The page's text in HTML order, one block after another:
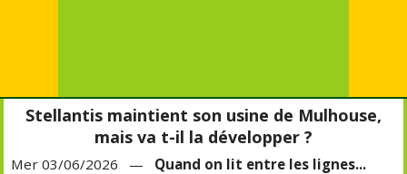
Stellantis maintient son usine de Mulhouse,
mais va t-il la développer ?
Mer 03/06/2026 — Quand on lit entre les lignes...